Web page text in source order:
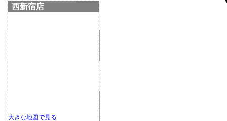
西新宿店
大きな地図で見る